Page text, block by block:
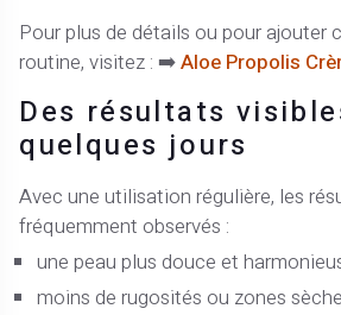
Pour plus de détails ou pour ajouter
routine, visitez : ➡️Aloe Propolis
Des résultats
quelques jours
Avec une utilisation régulière, les
fréquemment observés :
une peau plus douce et
moins de rugosités ou zones